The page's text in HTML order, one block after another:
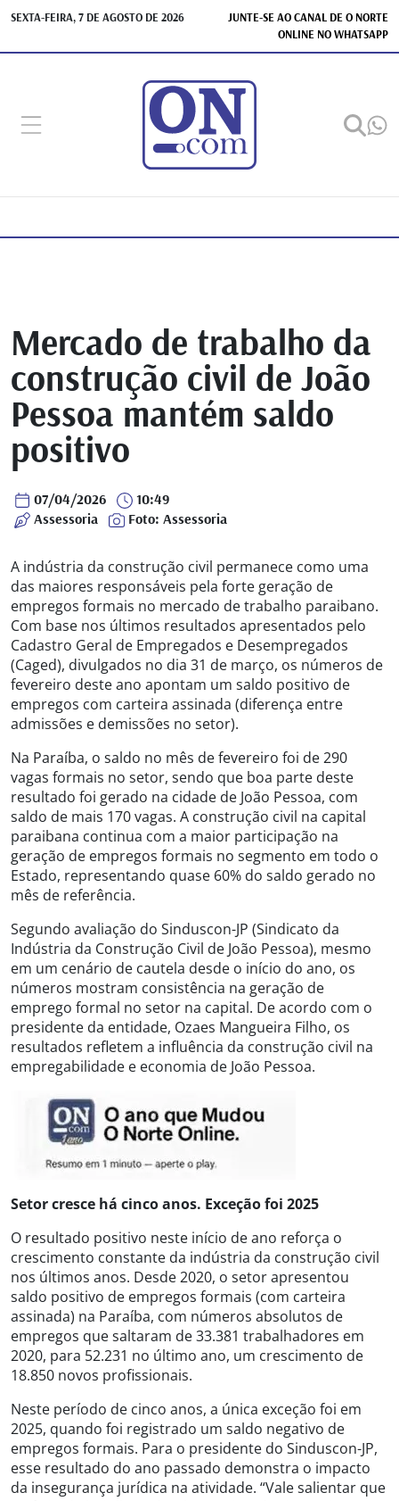
SEXTA-FEIRA, 7 DE AGOSTO DE 2026
JUNTE-SE AO CANAL DE O NORTE
ONLINE NO WHATSAPP
Mercado de trabalho da
construção civil de João
Pessoa mantém saldo
positivo
07/04/2026
10:49
Assessoria
Foto: Assessoria
A indústria da construção civil permanece como uma
das maiores responsáveis pela forte geração de
empregos formais no mercado de trabalho paraibano.
Com base nos últimos resultados apresentados pelo
Cadastro Geral de Empregados e Desempregados
(Caged), divulgados no dia 31 de março, os números de
fevereiro deste ano apontam um saldo positivo de
empregos com carteira assinada (diferença entre
admissões e demissões no setor).
Na Paraíba, o saldo no mês de fevereiro foi de 290
vagas formais no setor, sendo que boa parte deste
resultado foi gerado na cidade de João Pessoa, com
saldo de mais 170 vagas. A construção civil na capital
paraibana continua com a maior participação na
geração de empregos formais no segmento em todo o
Estado, representando quase 60% do saldo gerado no
mês de referência.
Segundo avaliação do Sinduscon-JP (Sindicato da
Indústria da Construção Civil de João Pessoa), mesmo
em um cenário de cautela desde o início do ano, os
números mostram consistência na geração de
emprego formal no setor na capital. De acordo com o
presidente da entidade, Ozaes Mangueira Filho, os
resultados refletem a influência da construção civil na
empregabilidade e economia de João Pessoa.
Setor cresce há cinco anos. Exceção foi 2025
O resultado positivo neste início de ano reforça o
crescimento constante da indústria da construção civil
nos últimos anos. Desde 2020, o setor apresentou
saldo positivo de empregos formais (com carteira
assinada) na Paraíba, com números absolutos de
empregos que saltaram de 33.381 trabalhadores em
2020, para 52.231 no último ano, um crescimento de
18.850 novos profissionais.
Neste período de cinco anos, a única exceção foi em
2025, quando foi registrado um saldo negativo de
empregos formais. Para o presidente do Sinduscon-JP,
esse resultado do ano passado demonstra o impacto
da insegurança jurídica na atividade. “Vale salientar que